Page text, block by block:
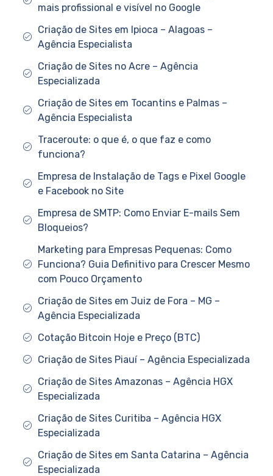
mais profissional e visível no Google
Criação de Sites em Ipioca – Alagoas –
Agência Especialista
Criação de Sites no Acre – Agência
Especializada
Criação de Sites em Tocantins e Palmas –
Agência Especialista
Traceroute: o que é, o que faz e como
funciona?
Empresa de Instalação de Tags e Pixel Google
e Facebook no Site
Empresa de SMTP: Como Enviar E-mails Sem
Bloqueios?
Marketing para Empresas Pequenas: Como
Funciona? Guia Definitivo para Crescer Mesmo
com Pouco Orçamento
Criação de Sites em Juiz de Fora – MG –
Agência Especializada
Cotação Bitcoin Hoje e Preço (BTC)
Criação de Sites Piauí – Agência Especializada
Criação de Sites Amazonas – Agência HGX
Especializada
Criação de Sites Curitiba – Agência HGX
Especializada
Criação de Sites em Santa Catarina – Agência
Especializada